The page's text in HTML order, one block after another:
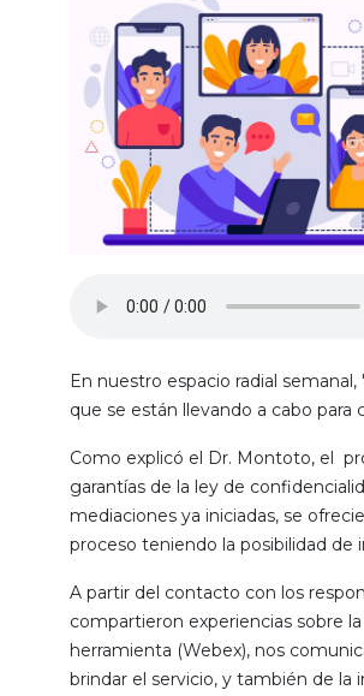
En nuestro espacio radial
que se están llevando a cabo
Como explicó el Dr. Montoto, el
garantías de la ley de
mediaciones ya iniciadas, se
proceso teniendo la posibilidad de
A partir del contacto con los
compartieron experiencias sobre
herramienta (Webex), nos
brindar el servicio, y también de